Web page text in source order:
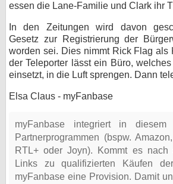
essen die Lane-Familie und Clark ihr
In den Zeitungen wird davon
Gesetz zur Registrierung der
worden sei. Dies nimmt Rick Flag als
der Teleporter lässt ein Büro,
einsetzt, in die Luft sprengen. Dann
Elsa Claus - myFanbase
myFanbase integriert in
Partnerprogrammen (bspw.
RTL+ oder Joyn). Kommt es nach
Links zu qualifizierten Käufen
myFanbase eine Provision. Damit